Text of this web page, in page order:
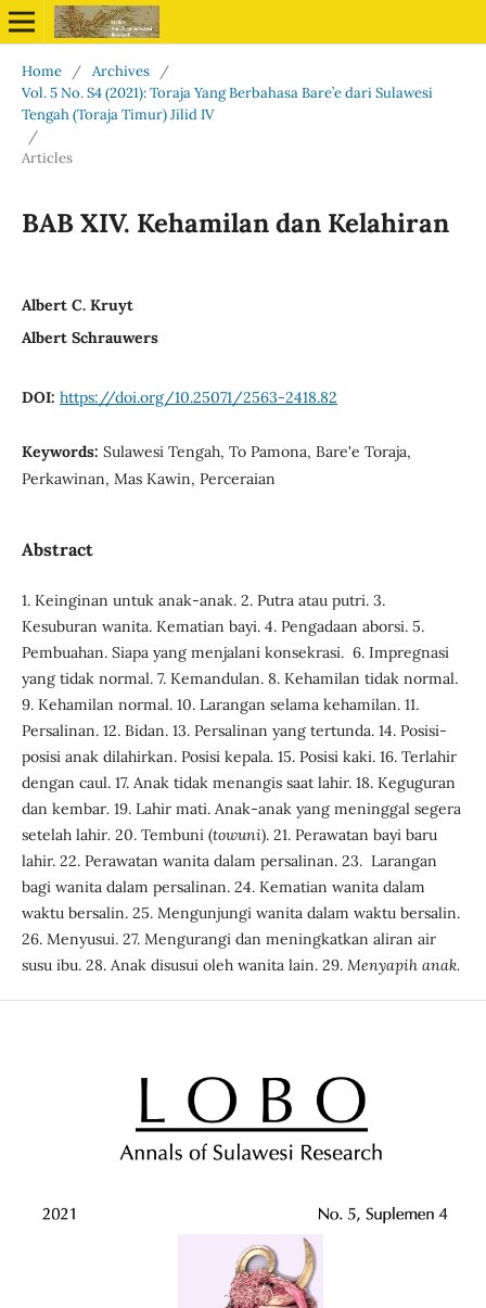
Home / Archives
/
Vol. 5 No. S4 (2021): Toraja Yang Berbahasa Bare’e dari Sulawesi
Tengah (Toraja Timur) Jilid IV
/
Articles
BAB XIV. Kehamilan dan Kelahiran
Albert C. Kruyt
Albert Schrauwers
DOI: https://doi.org/10.25071/2563-2418.82
Keywords: Sulawesi Tengah, To Pamona, Bare'e Toraja,
Perkawinan, Mas Kawin, Perceraian
Abstract
1. Keinginan untuk anak-anak. 2. Putra atau putri. 3.
Kesuburan wanita. Kematian bayi. 4. Pengadaan aborsi. 5.
Pembuahan. Siapa yang menjalani konsekrasi. 6. Impregnasi
yang tidak normal. 7. Kemandulan. 8. Kehamilan tidak normal.
9. Kehamilan normal. 10. Larangan selama kehamilan. 11.
Persalinan. 12. Bidan. 13. Persalinan yang tertunda. 14. Posisi-
posisi anak dilahirkan. Posisi kepala. 15. Posisi kaki. 16. Terlahir
dengan caul. 17. Anak tidak menangis saat lahir. 18. Keguguran
dan kembar. 19. Lahir mati. Anak-anak yang meninggal segera
setelah lahir. 20. Tembuni (towuni). 21. Perawatan bayi baru
lahir. 22. Perawatan wanita dalam persalinan. 23. Larangan
bagi wanita dalam persalinan. 24. Kematian wanita dalam
waktu bersalin. 25. Mengunjungi wanita dalam waktu bersalin.
26. Menyusui. 27. Mengurangi dan meningkatkan aliran air
susu ibu. 28. Anak disusui oleh wanita lain. 29. Menyapih anak.